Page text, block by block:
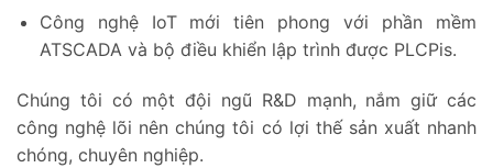
Công nghệ IoT mới tiên phong với phần mềm
ATSCADA và bộ điều khiển lập trình được PLCPis.
Chúng tôi có một đội ngũ R&D mạnh, nắm giữ các
công nghệ lõi nên chúng tôi có lợi thế sản xuất nhanh
chóng, chuyên nghiệp.